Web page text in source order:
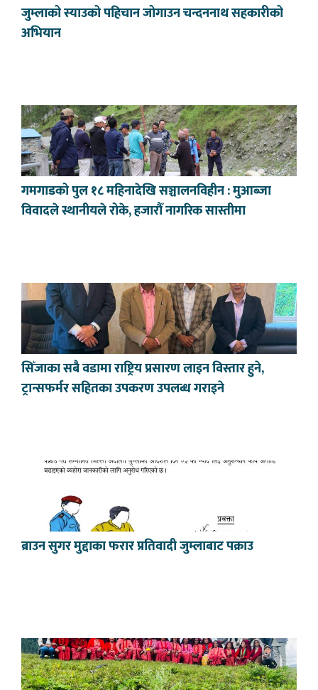
जुम्लाको स्याउको पहिचान जोगाउन चन्दननाथ सहकारीको
अभियान
गमगाडको पुल १८ महिनादेखि सञ्चालनविहीन : मुआब्जा
विवादले स्थानीयले रोके, हजारौँ नागरिक सास्तीमा
सिँजाका सबै वडामा राष्ट्रिय प्रसारण लाइन विस्तार हुने,
ट्रान्सफर्मर सहितका उपकरण उपलब्ध गराइने
ब्राउन सुगर मुद्दाका फरार प्रतिवादी जुम्लाबाट पक्राउ